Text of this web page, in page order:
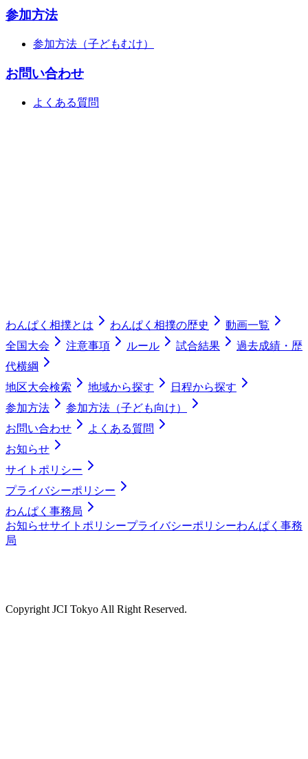
参加方法
参加方法（子どもむけ）
お問い合わせ
よくある質問
わんぱく相撲とは わんぱく相撲の歴史
動画一覧
全国大会
注意事項 ルール 試合結果
過去成績・歴
代横綱
地区大会検索
地域から探す
日程から探す
参加方法
参加方法（子ども向け）
お問い合わせ
よくある質問
お知らせ
サイトポリシー
プライバシーポリシー
わんぱく事務局
お知らせサイトポリシープライバシーポリシーわんぱく事務
局
Copyright JCI Tokyo All Right Reserved.